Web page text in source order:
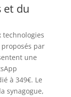
et du
technologies
par
une
à 349€. Le
synagogue,